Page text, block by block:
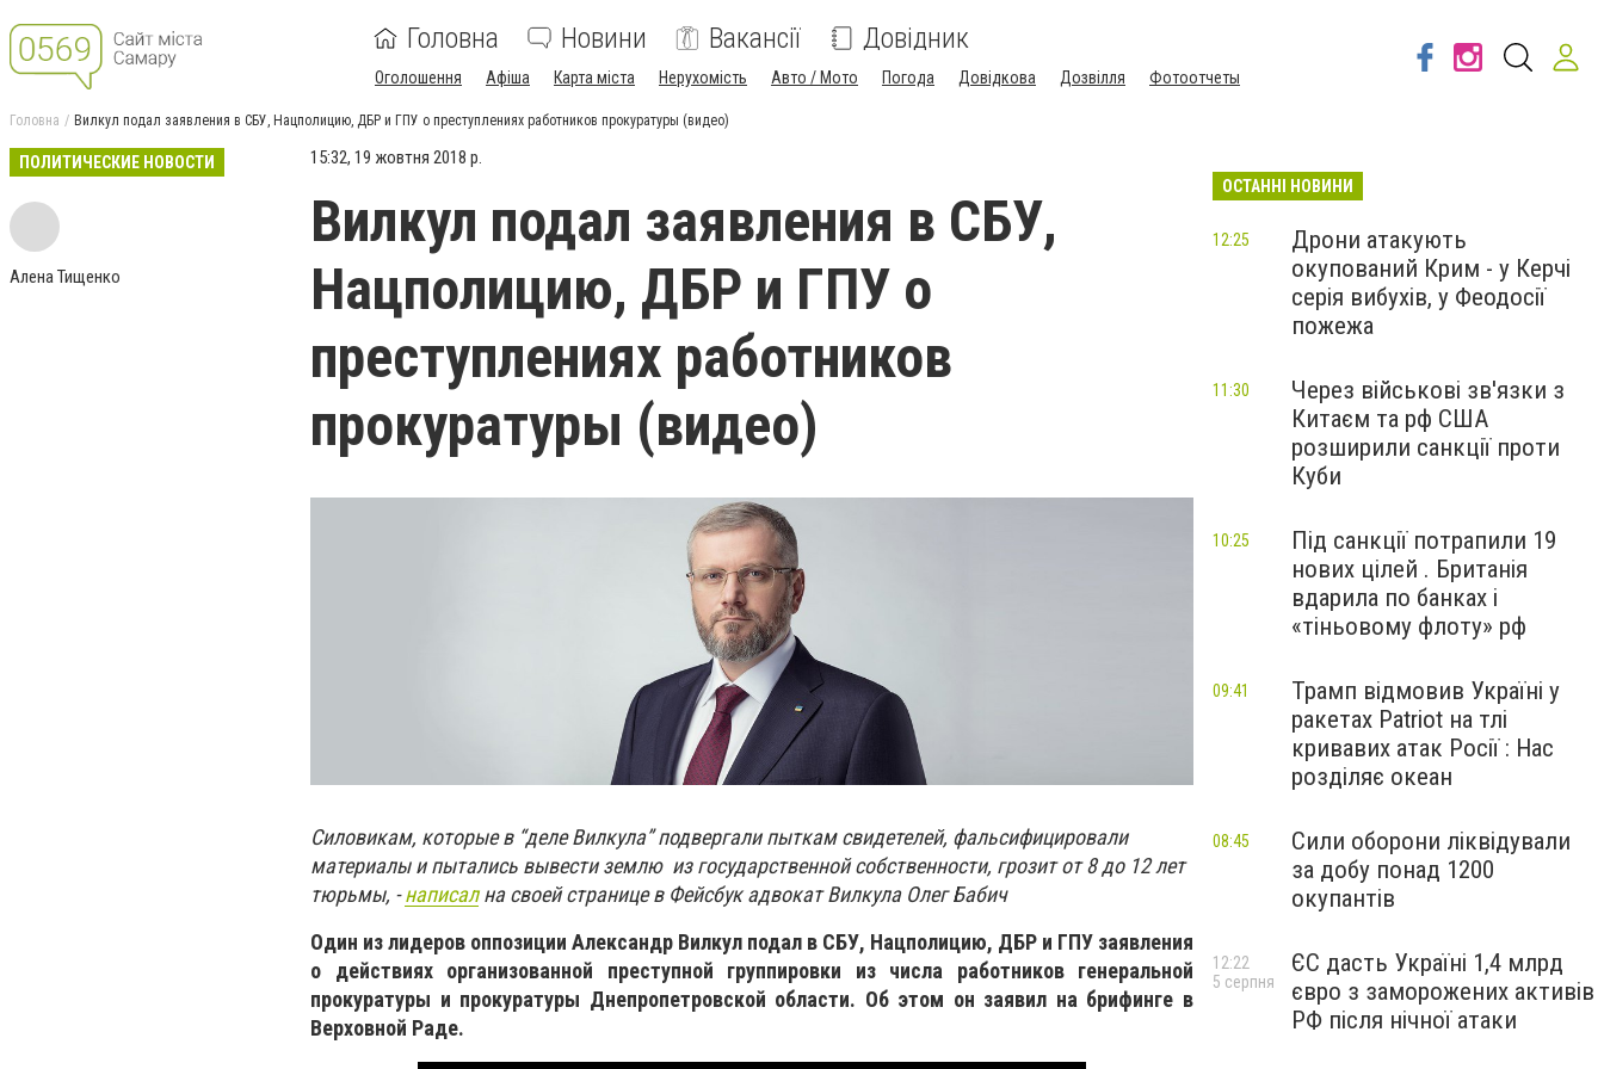
Головна Новини Вакансії Довідник
Оголошення Афіша Карта міста Нерухомість Авто / Мото Погода Довідкова Дозвілля Фотоотчеты
Головна Вилкул подал заявления в СБУ, Нацполицию, ДБР и ГПУ о преступлениях работников прокуратуры (видео)
ПОЛИТИЧЕСКИЕ НОВОСТИ
Алена Тищенко
15:32, 19 жовтня 2018 р.
Вилкул подал заявления в СБУ,
Нацполицию, ДБР и ГПУ о
преступлениях работников
прокуратуры (видео)
Силовикам, которые в “деле Вилкула” подвергали пыткам свидетелей, фальсифицировали
материалы и пытались вывести землю из государственной собственности, грозит от 8 до 12 лет
тюрьмы, -написална своей странице в Фейсбук адвокат Вилкула Олег Бабич
Один из лидеров оппозиции Александр Вилкул подал в СБУ, Нацполицию, ДБР и ГПУ заявления
о действиях организованной преступной группировки из числа работников генеральной
прокуратуры и прокуратуры Днепропетровской области. Об этом он заявил на брифинге в
Верховной Раде.
ОСТАННІ НОВИНИ
Дрони атакують
окупований Крим - у Керчі
серія вибухів, у Феодосії
пожежа
12:25
Через військові зв'язки з
Китаєм та рф США
розширили санкції проти
Куби
11:30
Під санкції потрапили 19
нових цілей . Британія
вдарила по банках і
«тіньовому флоту» рф
10:25
Трамп відмовив Україні у
ракетах Patriot на тлі
кривавих атак Росії : Нас
розділяє океан
09:41
Сили оборони ліквідували
за добу понад 1200
окупантів
08:45
ЄС дасть Україні 1,4 млрд
євро з заморожених активів
РФ після нічної атаки
12:22
5 серпня